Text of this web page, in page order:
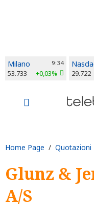
Milano 9:34
53.733 +0,03% 29.722
Home Page / Quotazioni
Glunz &
A/S